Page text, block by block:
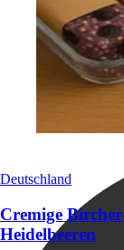
Deutschland
Cremige
Heidelbeeren